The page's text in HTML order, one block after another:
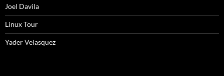
Joel Davila
Linux Tour
Yader Velasquez